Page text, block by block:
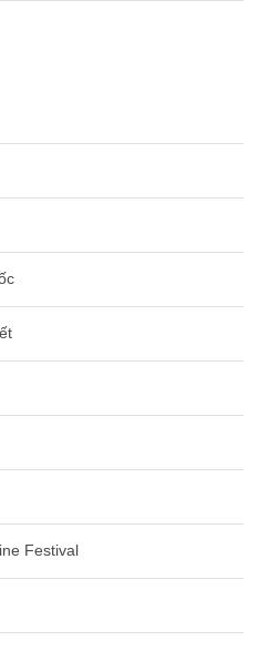
Festival